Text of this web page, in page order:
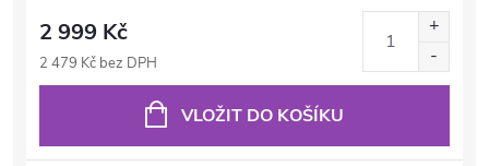
2 999 Kč
2 479 Kč bez DPH
VLOŽIT DO KOŠÍKU